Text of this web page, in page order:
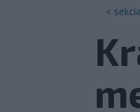
< sekcia